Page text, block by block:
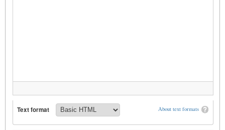
About text formats
Text format